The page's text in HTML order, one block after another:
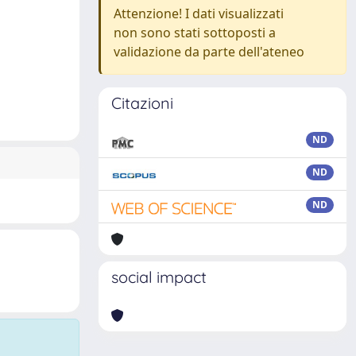
Attenzione! I dati visualizzati
non sono stati sottoposti a
validazione da parte dell'ateneo
Citazioni
ND
ND
ND
social impact